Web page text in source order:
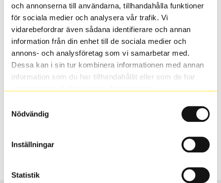
och annonserna till användarna, tillhandahålla funktioner
för sociala medier och analysera vår trafik. Vi
vidarebefordrar även sådana identifierare och annan
information från din enhet till de sociala medier och
annons- och analysföretag som vi samarbetar med.
Dessa kan i sin tur kombinera informationen med annan
information som du har tillhandahållit eller som de har
Nödvändig
Inställningar
Statistik
Passar detta däck min bil?
Ange registreringsnummer för att se om det däck du
valt passar din bilmodell. Om du köper däck som skall
sättas på dina befintliga fälgar, se till att kolla en extra
gång så att däck och fälg har samma dimensioner.
Ibland kan fälgen ha bytts ut under årens lopp och
fabrik.
S Sök